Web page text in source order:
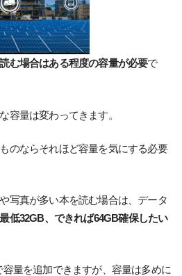
む場合はある程度の容量が必要で
容量は変わってきます。
のならそれほど容量を気にする必要
写真が多い本を読む場合は、データ
最低32GB、できれば64GB確保したい
量を追加できますが、容量は多めに